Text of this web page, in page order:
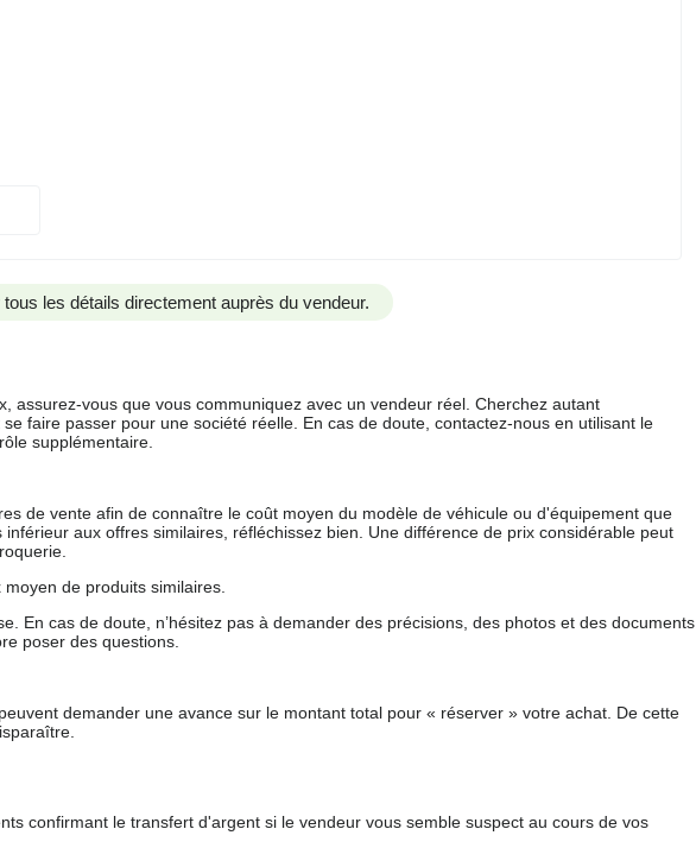
les détails directement auprès du vendeur.
assurez-vous que vous communiquez avec un vendeur réel. Cherchez autant
faire passer pour une société réelle. En cas de doute, contactez-nous en utilisant le
supplémentaire.
de vente afin de connaître le coût moyen du modèle de véhicule ou d'équipement que
aux offres similaires, réfléchissez bien. Une différence de prix considérable peut
de produits similaires.
En cas de doute, n’hésitez pas à demander des précisions, des photos et des documents
poser des questions.
demander une avance sur le montant total pour « réserver » votre achat. De cette
confirmant le transfert d'argent si le vendeur vous semble suspect au cours de vos